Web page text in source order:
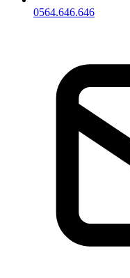
0564.646.646